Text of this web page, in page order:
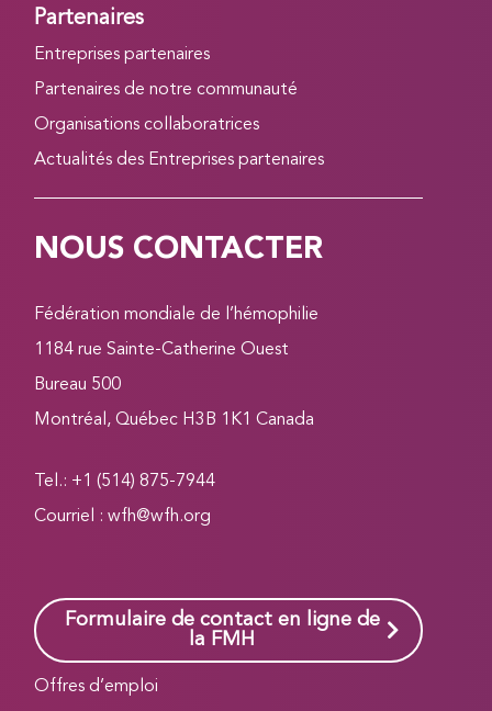
Partenaires
Entreprises partenaires
Partenaires de notre communauté
Organisations collaboratrices
Actualités des Entreprises partenaires
NOUS CONTACTER
Fédération mondiale de l’hémophilie
1184 rue Sainte-Catherine Ouest
Bureau 500
Montréal, Québec H3B 1K1 Canada
Tel.: +1 (514) 875-7944
Courriel :wfh@wfh.org
Formulaire de contact en ligne de
la FMH
Offres d’emploi